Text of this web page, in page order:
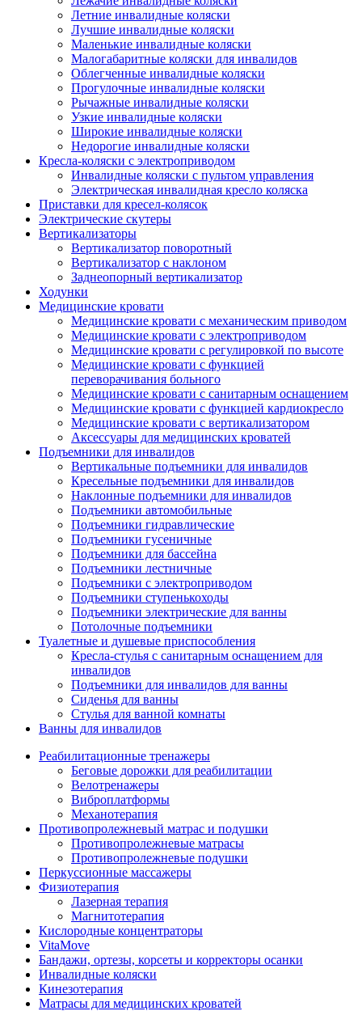
Летние инвалидные коляски
Лучшие инвалидные коляски
Маленькие инвалидные коляски
Малогабаритные коляски для инвалидов
Облегченные инвалидные коляски
Прогулочные инвалидные коляски
Рычажные инвалидные коляски
Узкие инвалидные коляски
Широкие инвалидные коляски
Недорогие инвалидные коляски
Кресла-коляски с электроприводом
Инвалидные коляски с пультом управления
Электрическая инвалидная кресло коляска
Приставки для кресел-колясок
Электрические скутеры
Вертикализаторы
Вертикализатор поворотный
Вертикализатор с наклоном
Заднеопорный вертикализатор
Ходунки
Медицинские кровати
Медицинские кровати с механическим приводом
Медицинские кровати с электроприводом
Медицинские кровати с регулировкой по высоте
Медицинские кровати с функцией
переворачивания больного
Медицинские кровати с санитарным оснащением
Медицинские кровати с функцией кардиокресло
Медицинские кровати с вертикализатором
Аксессуары для медицинских кроватей
Подъемники для инвалидов
Вертикальные подъемники для инвалидов
Кресельные подъемники для инвалидов
Наклонные подъемники для инвалидов
Подъемники автомобильные
Подъемники гидравлические
Подъемники гусеничные
Подъемники для бассейна
Подъемники лестничные
Подъемники с электроприводом
Подъемники ступенькоходы
Подъемники электрические для ванны
Потолочные подъемники
Туалетные и душевые приспособления
Кресла-стулья с санитарным оснащением для
инвалидов
Подъемники для инвалидов для ванны
Сиденья для ванны
Стулья для ванной комнаты
Ванны для инвалидов
Реабилитационные тренажеры
Беговые дорожки для реабилитации
Велотренажеры
Виброплатформы
Механотерапия
Противопролежневый матрас и подушки
Противопролежневые матрасы
Противопролежневые подушки
Перкуссионные массажеры
Физиотерапия
Лазерная терапия
Магнитотерапия
Кислородные концентраторы
VitaMove
Бандажи, ортезы, корсеты и корректоры осанки
Инвалидные коляски
Кинезотерапия
Матрасы для медицинских кроватей